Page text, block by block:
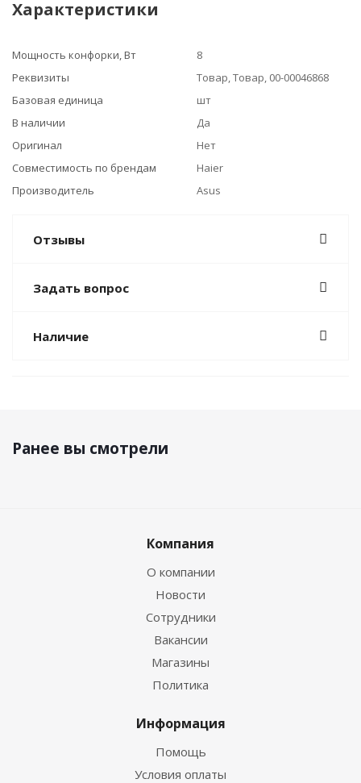
Характеристики
Мощность конфорки, Вт
8
Реквизиты
Товар, Товар, 00-00046868
Базовая единица
шт
В наличии
Да
Оригинал
Нет
Совместимость по брендам
Haier
Производитель
Asus
Отзывы
Задать вопрос
Наличие
Ранее вы смотрели
Компания
О компании
Новости
Сотрудники
Вакансии
Магазины
Политика
Информация
Помощь
Условия оплаты